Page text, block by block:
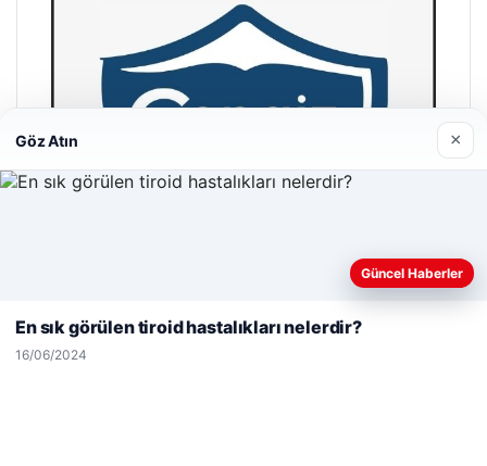
Hastaş Beton
Web sitemizi nasıl kullandığınızı daha iyi anlayabilmek,
deneyiminizi kişiselleştirmek ve geliştirmek amacıyla çerezler
Reddet
Göz Atın ×
Güncel Haberler
En sık görülen tiroid hastalıkları nelerdir?
16/06/2024